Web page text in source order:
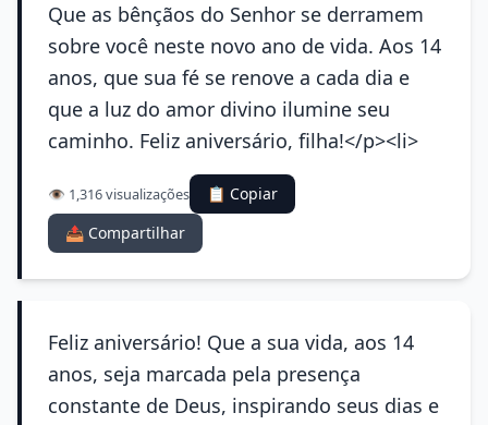
Que as bênçãos do Senhor se derramem
sobre você neste novo ano de vida. Aos 14
anos, que sua fé se renove a cada dia e
que a luz do amor divino ilumine seu
caminho. Feliz aniversário, filha!</p><li>
👁️ 1,316 visualizações
📋 Copiar
📤 Compartilhar
Feliz aniversário! Que a sua vida, aos 14
anos, seja marcada pela presença
constante de Deus, inspirando seus dias e